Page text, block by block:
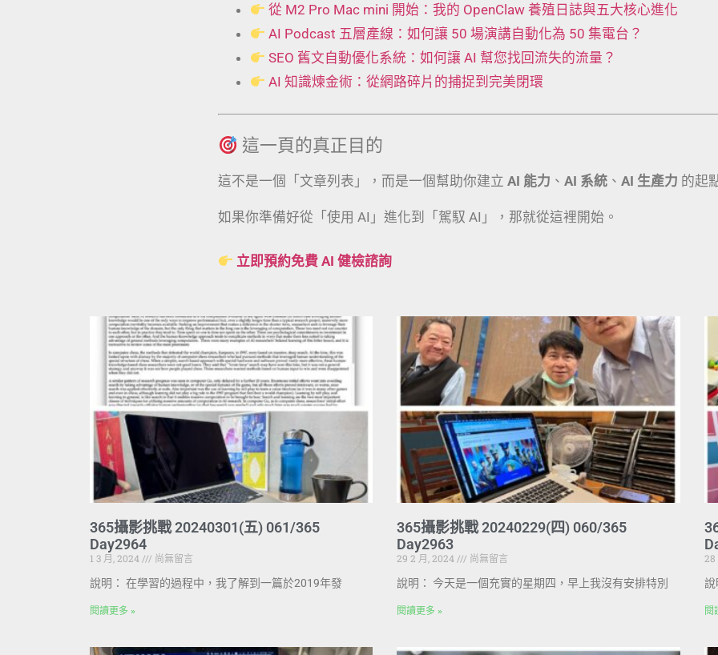
從 M2 Pro Mac mini 開始：我的 OpenClaw 養殖日誌與五大核心進化
AI Podcast 五層產線：如何讓 50 場演講自動化為 50 集電台？
SEO 舊文自動優化系統：如何讓 AI 幫您找回流失的流量？
AI 知識煉金術：從網路碎片的捕捉到完美閉環
這一頁的真正目的
這不是一個「文章列表」，而是一個幫助你建立 AI 能力 、 AI 系統 、 AI 生產力 的起
如果你準備好從「使用 AI」進化到「駕馭 AI」，那就從這裡開始。
立即預約免費 AI 健檢諮詢
365攝影挑戰 20240301(五) 061/365
Day2964
1 3 月, 2024
尚無留言
說明： 在學習的過程中，我了解到一篇於2019年發
閱讀更多 »
365攝影挑戰 20240229(四) 060/365
Day2963
29 2 月, 2024
尚無留言
說明： 今天是一個充實的星期四，早上我沒有安排特別
閱讀更多 »
28
說
閱